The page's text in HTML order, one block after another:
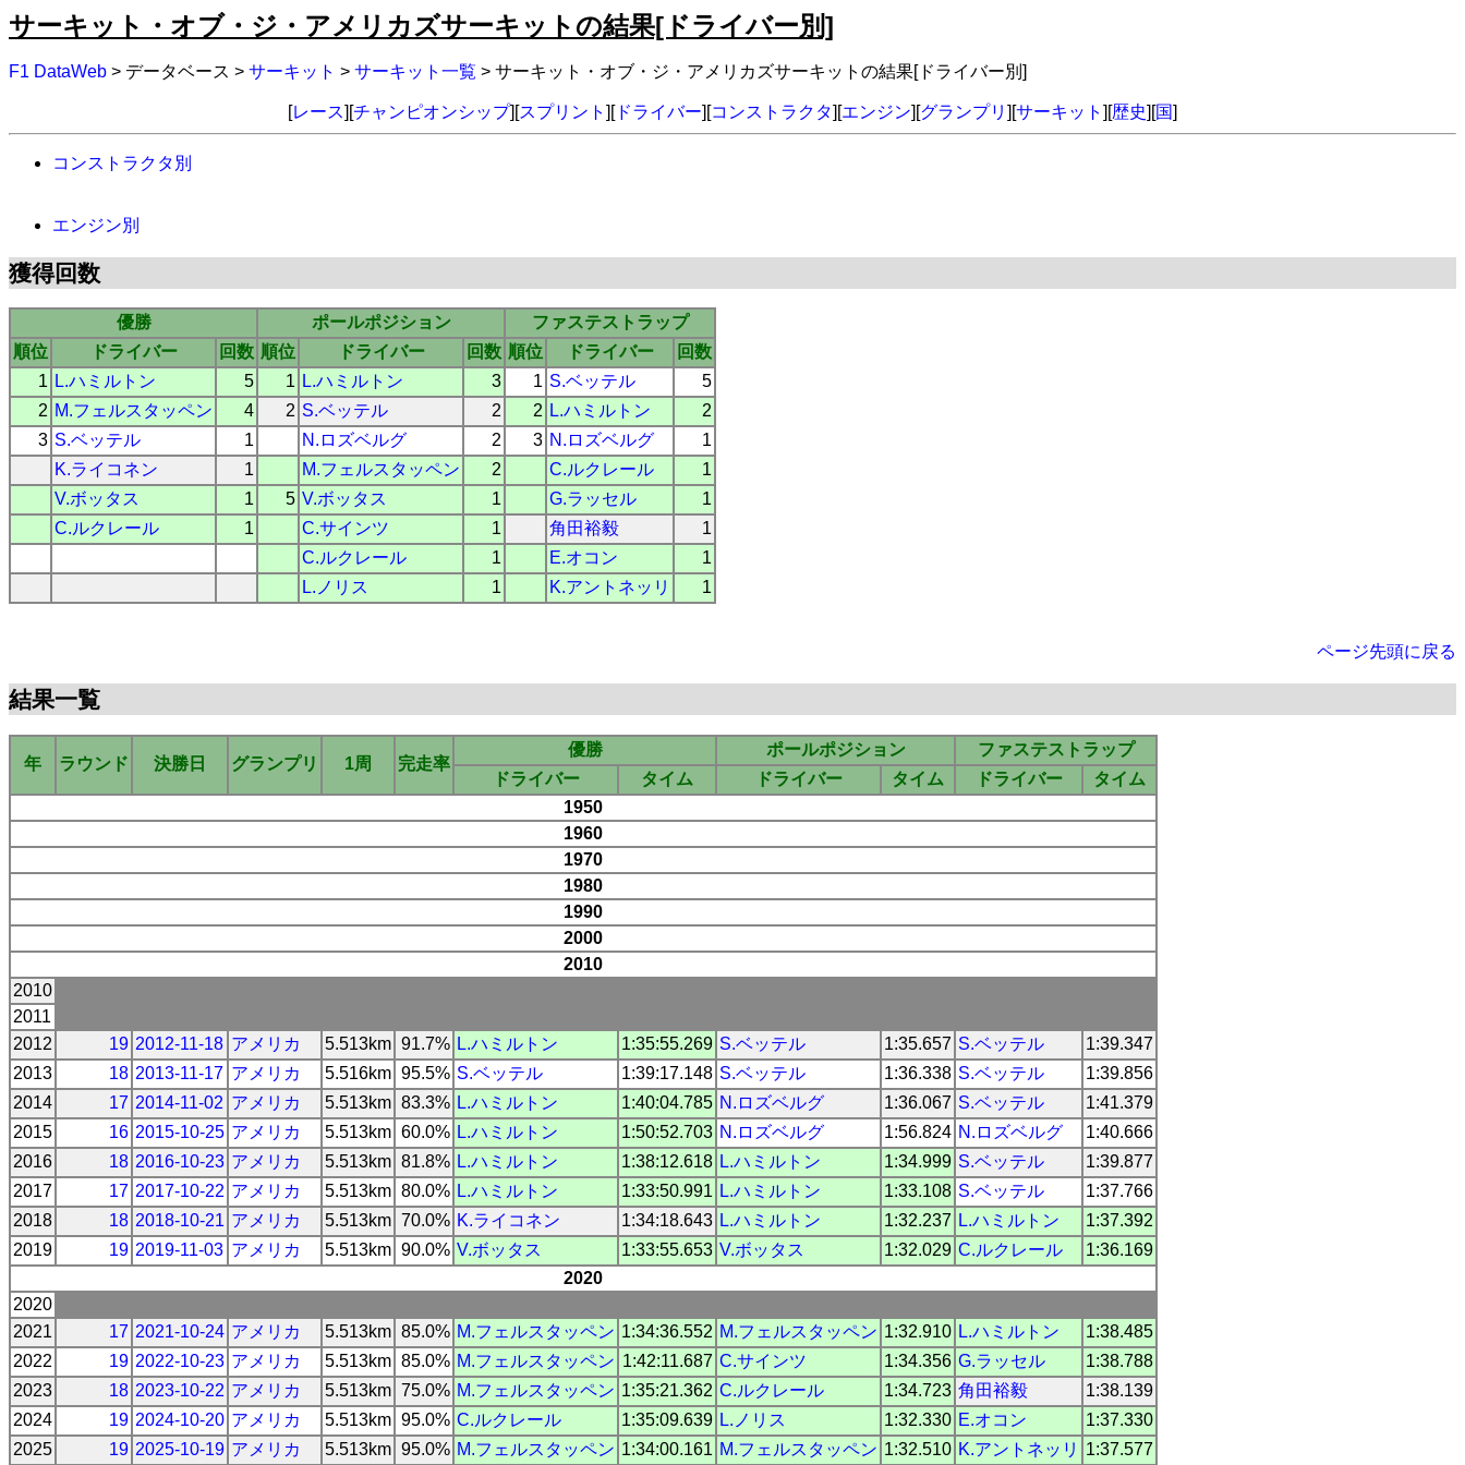
サーキット・オブ・ジ・アメリカズサーキットの結果[ドライバー別]
F1 DataWeb > データベース > サーキット > サーキット一覧 > サーキット・オブ・ジ・アメリカズサーキットの結果[ドライバー別]
[レース][チャンピオンシップ][スプリント ][ドライバー][コンストラクタ][エンジン][グランプリ ][サーキット ][歴史][国]
コンストラクタ別
エンジン別
獲得回数
優勝 ポールポジション
ファステストラップ
順位
ドライバー 回数 順位 ドライバー 回数 順位 ドライバー
回数
1 L.ハミルトン 5 1 L.ハミルトン 3 1 S.ベッテル
5
2 M.フェルスタッペン 4 2 S.ベッテル 2 2 L.ハミルトン
2
3 S.ベッテル 1 N.ロズベルグ 2 3 N.ロズベルグ
1
K.ライコネン
1 M.フェルスタッペン 2 C.ルクレール
1
V.ボッタス
1 5 V.ボッタス 1 G.ラッセル
1
C.ルクレール
1 C.サインツ 1 角田裕毅
1
C.ルクレール
1 E.オコン
1
L.ノリス
1 K.アントネッリ 1
ページ先頭に戻る
結果一覧
年 ラウンド 決勝日 グランプリ 1周 完走率
優勝 ポールポジション
ファステストラップ
ドライバー
タイム ドライバー タイム ドライバー
タイム
1950
1960
1970
1980
1990
2000
2010
2010
2011
2012
19 2012-11-18 アメリカ 5.513km 91.7% L.ハミルトン 1:35:55.269 S.ベッテル 1:35.657 S.ベッテル
1:39.347
2013
18 2013-11-17 アメリカ 5.516km 95.5% S.ベッテル 1:39:17.148 S.ベッテル 1:36.338 S.ベッテル
1:39.856
2014
17 2014-11-02 アメリカ 5.513km 83.3% L.ハミルトン 1:40:04.785 N.ロズベルグ 1:36.067 S.ベッテル
1:41.379
2015
16 2015-10-25 アメリカ 5.513km 60.0% L.ハミルトン 1:50:52.703 N.ロズベルグ 1:56.824 N.ロズベルグ
1:40.666
2016
18 2016-10-23 アメリカ 5.513km 81.8% L.ハミルトン 1:38:12.618 L.ハミルトン 1:34.999 S.ベッテル
1:39.877
2017
17 2017-10-22 アメリカ 5.513km 80.0% L.ハミルトン 1:33:50.991 L.ハミルトン 1:33.108 S.ベッテル
1:37.766
2018
18 2018-10-21 アメリカ 5.513km 70.0% K.ライコネン 1:34:18.643 L.ハミルトン 1:32.237 L.ハミルトン
1:37.392
2019
19 2019-11-03 アメリカ 5.513km 90.0% V.ボッタス 1:33:55.653 V.ボッタス 1:32.029 C.ルクレール
1:36.169
2020
2020
2021
17 2021-10-24 アメリカ 5.513km 85.0% M.フェルスタッペン 1:34:36.552 M.フェルスタッペン 1:32.910 L.ハミルトン
1:38.485
2022
19 2022-10-23 アメリカ 5.513km 85.0% M.フェルスタッペン 1:42:11.687 C.サインツ 1:34.356 G.ラッセル
1:38.788
2023
18 2023-10-22 アメリカ 5.513km 75.0% M.フェルスタッペン 1:35:21.362 C.ルクレール 1:34.723 角田裕毅
1:38.139
2024
19 2024-10-20 アメリカ 5.513km 95.0% C.ルクレール 1:35:09.639 L.ノリス 1:32.330 E.オコン
1:37.330
2025
19 2025-10-19 アメリカ 5.513km 95.0% M.フェルスタッペン 1:34:00.161 M.フェルスタッペン 1:32.510 K.アントネッリ 1:37.577